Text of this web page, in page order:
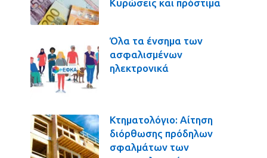
Κυρώσεις και πρόστιμα
Όλα τα ένσημα των
ασφαλισμένων
ηλεκτρονικά
Κτηματολόγιο: Αίτηση
διόρθωσης πρόδηλων
σφαλμάτων των